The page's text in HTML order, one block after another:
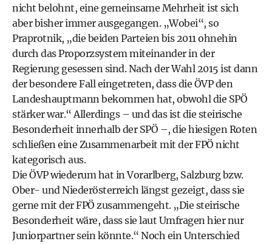
nicht belohnt, eine gemeinsame Mehrheit ist sich
aber bisher immer ausgegangen. „Wobei“, so
Praprotnik, „die beiden Parteien bis 2011 ohnehin
durch das Proporzsystem miteinander in der
Regierung gesessen sind. Nach der Wahl 2015 ist dann
der besondere Fall eingetreten, dass die ÖVP den
Landeshauptmann bekommen hat, obwohl die SPÖ
stärker war.“ Allerdings – und das ist die steirische
Besonderheit innerhalb der SPÖ –, die hiesigen Roten
schließen eine Zusammenarbeit mit der FPÖ nicht
kategorisch aus.
Die ÖVP wiederum hat in Vorarlberg, Salzburg bzw.
Ober- und Niederösterreich längst gezeigt, dass sie
gerne mit der FPÖ zusammengeht. „Die steirische
Besonderheit wäre, dass sie laut Umfragen hier nur
Juniorpartner sein könnte.“ Noch ein Unterschied